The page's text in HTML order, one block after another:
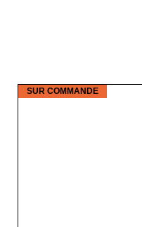
SUR COMMANDE